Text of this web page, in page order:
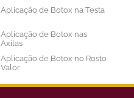
Aplicação de Botox na Testa
Aplicação de Botox nas
Axilas
Aplicação de Botox no Rosto
Valor
Aplicação de Botox Preço